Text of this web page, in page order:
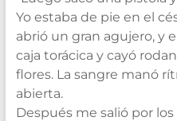
Yo estaba de pie en el
abrió un gran agujero, y
caja torácica y cayó
flores. La sangre manó
abierta.
Después me salió por los